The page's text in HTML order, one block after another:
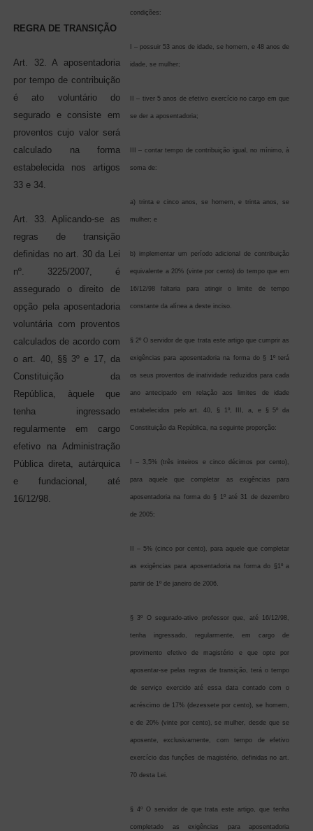
REGRA DE TRANSIÇÃO
Art. 32. A aposentadoria
por tempo de contribuição
é ato voluntário do
segurado e consiste em
proventos cujo valor será
calculado na forma
estabelecida nos artigos
33 e 34.
Art. 33. Aplicando-se as
regras de transição
definidas no art. 30 da Lei
nº. 3225/2007, é
assegurado o direito de
opção pela aposentadoria
voluntária com proventos
calculados de acordo com
o art. 40, §§ 3º e 17, da
Constituição da
República, àquele que
tenha ingressado
regularmente em cargo
efetivo na Administração
Pública direta, autárquica
e fundacional, até
16/12/98.
condições:
I – possuir 53 anos de idade, se homem, e 48 anos de
idade, se mulher;
II – tiver 5 anos de efetivo exercício no cargo em que
se der a aposentadoria;
III – contar tempo de contribuição igual, no mínimo, à
soma de:
a) trinta e cinco anos, se homem, e trinta anos, se
mulher; e
b) implementar um período adicional de contribuição
equivalente a 20% (vinte por cento) do tempo que em
16/12/98 faltaria para atingir o limite de tempo
constante da alínea a deste inciso.
§ 2º O servidor de que trata este artigo que cumprir as
exigências para aposentadoria na forma do § 1º terá
os seus proventos de inatividade reduzidos para cada
ano antecipado em relação aos limites de idade
estabelecidos pelo art. 40, § 1º, III, a, e § 5º da
Constituição da República, na seguinte proporção:
I – 3,5% (três inteiros e cinco décimos por cento),
para aquele que completar as exigências para
aposentadoria na forma do § 1º até 31 de dezembro
de 2005;
II – 5% (cinco por cento), para aquele que completar
as exigências para aposentadoria na forma do §1º a
partir de 1º de janeiro de 2006.
§ 3º O segurado-ativo professor que, até 16/12/98,
tenha ingressado, regularmente, em cargo de
provimento efetivo de magistério e que opte por
aposentar-se pelas regras de transição, terá o tempo
de serviço exercido até essa data contado com o
acréscimo de 17% (dezessete por cento), se homem,
e de 20% (vinte por cento), se mulher, desde que se
aposente, exclusivamente, com tempo de efetivo
exercício das funções de magistério, definidas no art.
70 desta Lei.
§ 4º O servidor de que trata este artigo, que tenha
completado as exigências para aposentadoria